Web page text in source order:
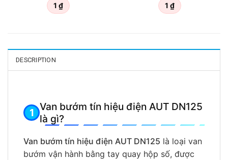
1 ₫ 1 ₫
DESCRIPTION
Van bướm tín hiệu điện AUT DN125
là gì?
Van bướm tín hiệu điện AUT DN125 là loại van
bướm vận hành bằng tay quay hộp số, được